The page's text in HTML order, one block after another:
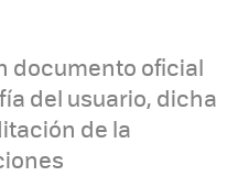
documento oficial
del usuario, dicha
de la